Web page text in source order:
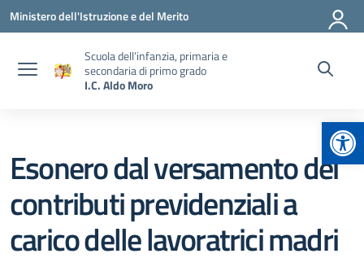
Vai ai contenuti
Vai al menu di navigazione
Vai al footer
Ministero dell'Istruzione e del Merito
Scuola dell’infanzia, primaria e
secondaria di primo grado
I.C. Aldo Moro
Esonero dal versamento dei
contributi previdenziali a
carico delle lavoratrici madri